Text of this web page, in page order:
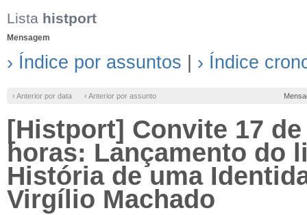
Lista histport
Mensagem
› Índice por assuntos › Índice
‹ Anterior por data ‹ Anterior por assunto
[Histport] Convite 17
horas: Lançamento do
História de uma
Virgílio Machado